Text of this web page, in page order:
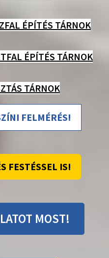
ÉPÍTÉS TÁRNOK
ÉPÍTÉS TÁRNOK
TÁRNOK
FELMÉRÉS!
FESTÉSSEL IS!
MOST!